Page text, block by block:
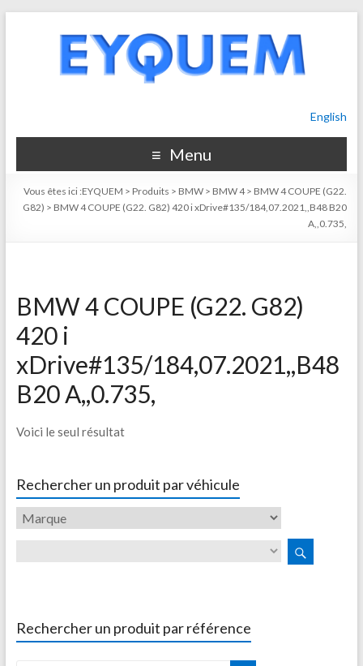
English
Menu
Vous êtes ici :EYQUEM > Produits > BMW > BMW 4> BMW 4 COUPE (G22.
G82) > BMW 4 COUPE (G22. G82) 420 i xDrive#135/184,07.2021,,B48 B20
A,,0.735,
BMW 4 COUPE (G22. G82)
420 i
xDrive#135/184,07.2021,,B48
B20 A,,0.735,
Voici le seul résultat
Rechercher un produit par véhicule
Rechercher un produit par référence